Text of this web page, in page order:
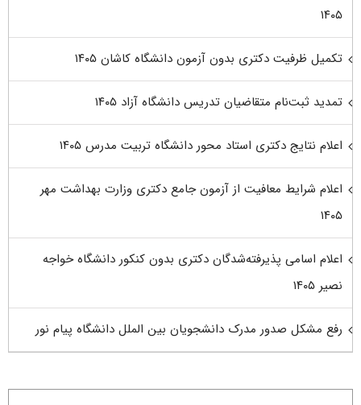
۱۴۰۵
تکمیل ظرفیت دکتری بدون آزمون دانشگاه کاشان ۱۴۰۵
تمدید ثبت‌نام متقاضیان تدریس دانشگاه آزاد ۱۴۰۵
اعلام نتایج دکتری استاد محور دانشگاه تربیت مدرس ۱۴۰۵
اعلام شرایط معافیت از آزمون جامع دکتری وزارت بهداشت مهر
۱۴۰۵
اعلام اسامی پذیرفته‌شدگان دکتری بدون کنکور دانشگاه خواجه
نصیر ۱۴۰۵
رفع مشکل صدور مدرک دانشجویان بین الملل دانشگاه پیام نور